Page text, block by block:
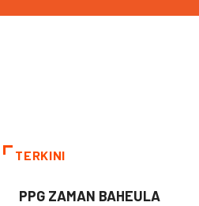
TERKINI
PPG ZAMAN BAHEULA